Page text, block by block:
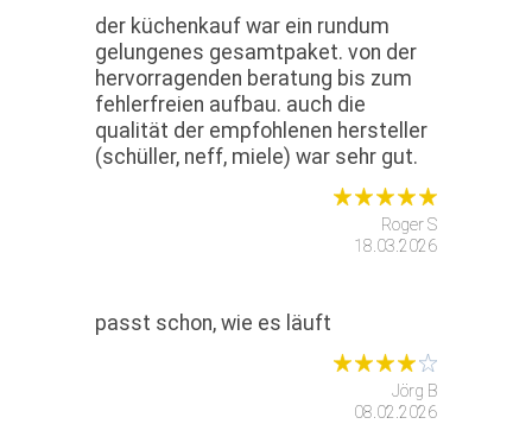
der küchenkauf war ein rundum
gelungenes gesamtpaket. von der
hervorragenden beratung bis zum
fehlerfreien aufbau. auch die
qualität der empfohlenen hersteller
(schüller, neff, miele) war sehr gut.
Roger S
18.03.2026
passt schon, wie es läuft
Jörg B
08.02.2026